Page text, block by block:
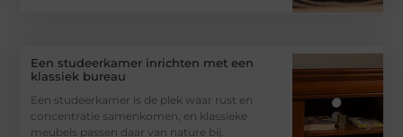
Een studeerkamer inrichten met een
klassiek bureau
Een studeerkamer is de plek waar rust en
concentratie samenkomen, en klassieke
meubels passen daar van nature bij.